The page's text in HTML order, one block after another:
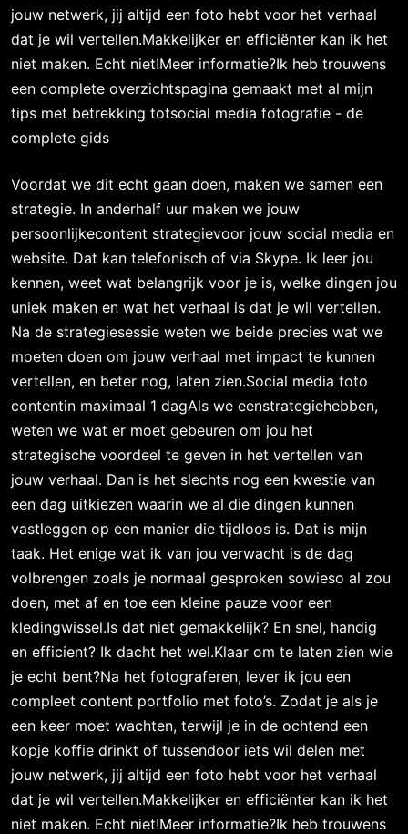
jouw netwerk, jij altijd een foto hebt voor het verhaal
dat je wil vertellen.Makkelijker en efficiënter kan ik het
niet maken. Echt niet!Meer informatie?Ik heb trouwens
een complete overzichtspagina gemaakt met al mijn
tips met betrekking totsocial media fotografie - de
complete gids
Voordat we dit echt gaan doen, maken we samen een
strategie. In anderhalf uur maken we jouw
persoonlijkecontent strategievoor jouw social media en
website. Dat kan telefonisch of via Skype. Ik leer jou
kennen, weet wat belangrijk voor je is, welke dingen jou
uniek maken en wat het verhaal is dat je wil vertellen.
Na de strategiesessie weten we beide precies wat we
moeten doen om jouw verhaal met impact te kunnen
vertellen, en beter nog, laten zien.Social media foto
contentin maximaal 1 dagAls we eenstrategiehebben,
weten we wat er moet gebeuren om jou het
strategische voordeel te geven in het vertellen van
jouw verhaal. Dan is het slechts nog een kwestie van
een dag uitkiezen waarin we al die dingen kunnen
vastleggen op een manier die tijdloos is. Dat is mijn
taak. Het enige wat ik van jou verwacht is de dag
volbrengen zoals je normaal gesproken sowieso al zou
doen, met af en toe een kleine pauze voor een
kledingwissel.Is dat niet gemakkelijk? En snel, handig
en efficient? Ik dacht het wel.Klaar om te laten zien wie
je echt bent?Na het fotograferen, lever ik jou een
compleet content portfolio met foto’s. Zodat je als je
een keer moet wachten, terwijl je in de ochtend een
kopje koffie drinkt of tussendoor iets wil delen met
jouw netwerk, jij altijd een foto hebt voor het verhaal
dat je wil vertellen.Makkelijker en efficiënter kan ik het
niet maken. Echt niet!Meer informatie?Ik heb trouwens